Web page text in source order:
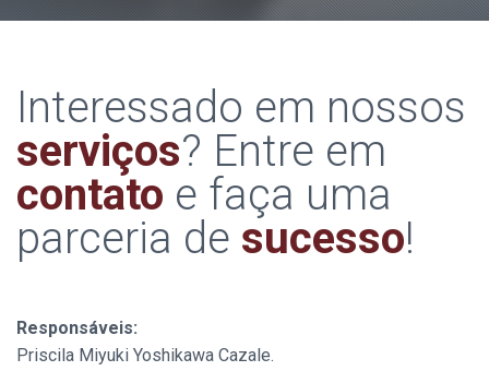
Interessado em nossos
serviços? Entre em
contato e faça uma
parceria de sucesso!
Responsáveis:
Priscila Miyuki Yoshikawa Cazale.